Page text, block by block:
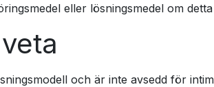
eller lösningsmedel om
och är inte avsedd för